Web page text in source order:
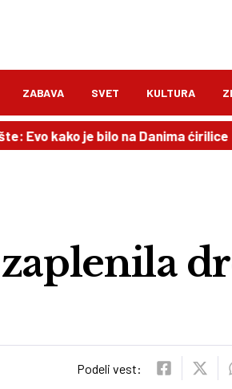
ZABAVA SVET KULTURA
je bilo na Danima ćirilice 16:22
Podeli vest: